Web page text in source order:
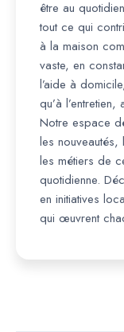
être au
tout ce qui
à la maison
vaste, en
l’aide à
qu’à
Notre espace
les
les métiers de
quotidienne.
en initiatives
qui œuvrent